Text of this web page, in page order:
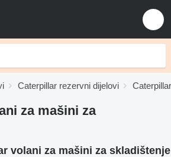
Caterpillar rezervni dijelovi
za mašini za
volani za mašini za skladištenje